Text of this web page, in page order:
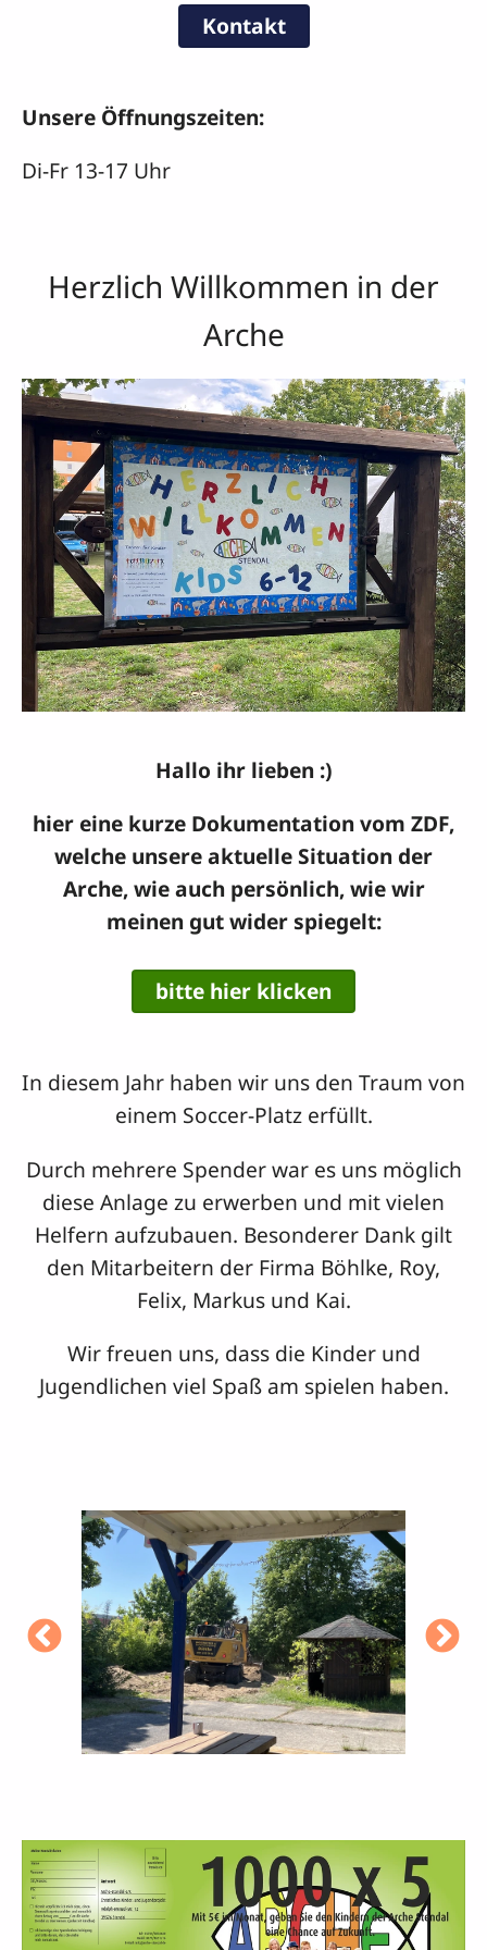
Kontakt
Unsere Öffnungszeiten:
Di-Fr 13-17 Uhr
Herzlich Willkommen in der
Arche
Hallo ihr lieben :)
hier eine kurze Dokumentation vom ZDF,
welche unsere aktuelle Situation der
Arche, wie auch persönlich, wie wir
meinen gut wider spiegelt:
bitte hier klicken
In diesem Jahr haben wir uns den Traum von
einem Soccer-Platz erfüllt.
Durch mehrere Spender war es uns möglich
diese Anlage zu erwerben und mit vielen
Helfern aufzubauen. Besonderer Dank gilt
den Mitarbeitern der Firma Böhlke, Roy,
Felix, Markus und Kai.
Wir freuen uns, dass die Kinder und
Jugendlichen viel Spaß am spielen haben.